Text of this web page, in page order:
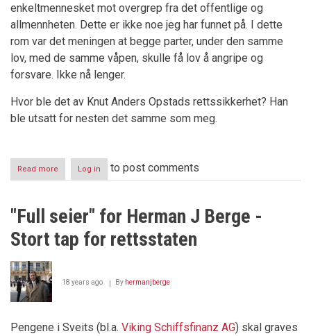
enkeltmennesket mot overgrep fra det offentlige og
allmennheten. Dette er ikke noe jeg har funnet på. I dette
rom var det meningen at begge parter, under den samme
lov, med de samme våpen, skulle få lov å angripe og
forsvare. Ikke nå lenger.
Hvor ble det av Knut Anders Opstads rettssikkerhet? Han
ble utsatt for nesten det samme som meg.
Read more about
Terra-
ny
Log in to post comments
"Full seier" for Herman J Berge -
Stort tap for rettsstaten
18 years ago By hermanjberge
Pengene i Sveits (bl.a. Viking Schiffsfinanz AG) skal graves